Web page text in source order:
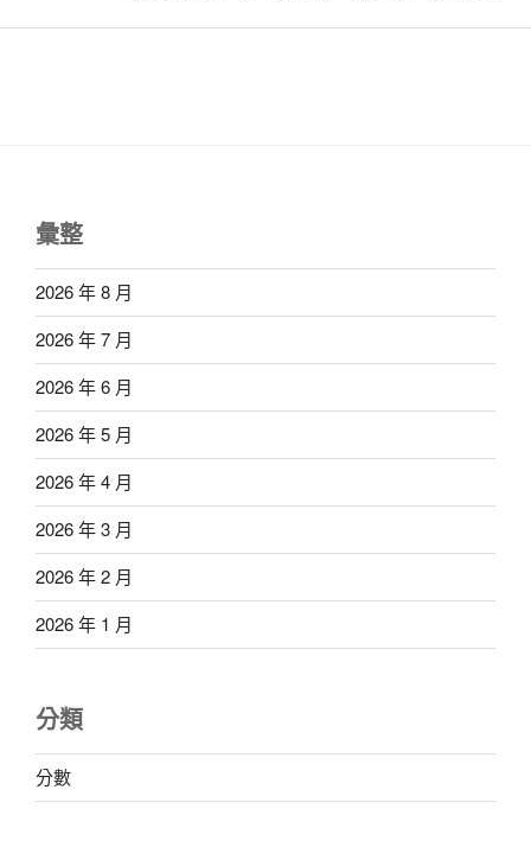
彙整
2026 年 8 月
2026 年 7 月
2026 年 6 月
2026 年 5 月
2026 年 4 月
2026 年 3 月
2026 年 2 月
2026 年 1 月
分類
分數